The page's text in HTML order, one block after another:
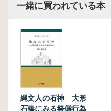
一緒に買われている本
縄文人の石神 大形
石棒にみる祭儀行為